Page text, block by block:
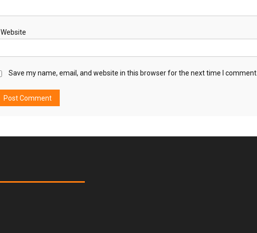
Website
Save my name, email, and website in this browser for the next time I comment.